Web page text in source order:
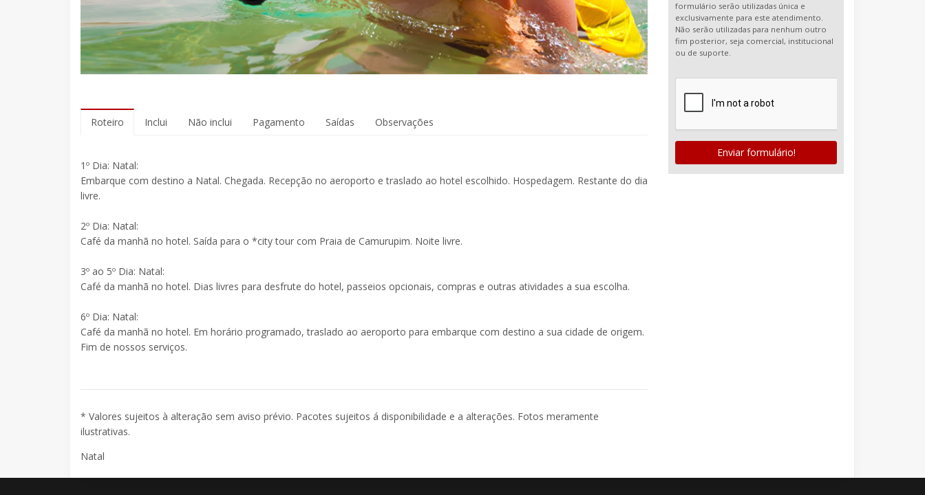
Roteiro Inclui Não inclui Pagamento Saídas Observações
1º Dia: Natal:
Embarque com destino a Natal. Chegada. Recepção no aeroporto e traslado ao hotel escolhido. Hospedagem. Restante do dia
livre.
2º Dia: Natal:
Café da manhã no hotel. Saída para o *city tour com Praia de Camurupim. Noite livre.
3º ao 5º Dia: Natal:
Café da manhã no hotel. Dias livres para desfrute do hotel, passeios opcionais, compras e outras atividades a sua escolha.
6º Dia: Natal:
Café da manhã no hotel. Em horário programado, traslado ao aeroporto para embarque com destino a sua cidade de origem.
Fim de nossos serviços.
* Valores sujeitos à alteração sem aviso prévio. Pacotes sujeitos á disponibilidade e a alterações. Fotos meramente
ilustrativas.
Natal
formulário serão utilizadas única e
exclusivamente para este atendimento.
Não serão utilizadas para nenhum outro
fim posterior, seja comercial, institucional
ou de suporte.
Enviar formulário!